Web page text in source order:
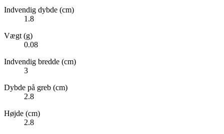
Indvendig dybde (cm)
1.8
Vægt (g)
0.08
Indvendig bredde (cm)
3
Dybde på greb (cm)
2.8
Højde (cm)
2.8